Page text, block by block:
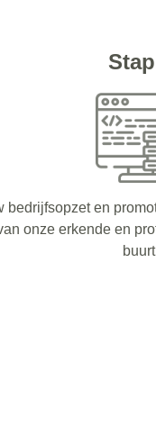
bedrijfsopzet en
onze erkende en